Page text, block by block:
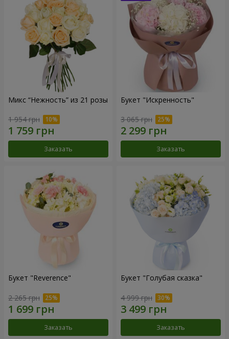
Микс “Нежность” из 21 розы
1 954 грн
Заказать
Букет "Искренность"
3 065 грн
Заказать
Букет "Reverence"
2 265 грн
Заказать
Букет "Голубая сказка"
4 999 грн
Заказать